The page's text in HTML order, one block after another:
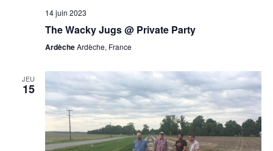
14 juin 2023
The Wacky Jugs @ Private Party
ArdècheArdèche, France
JEU
15